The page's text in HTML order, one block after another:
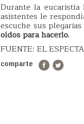
Durante la
asistentes le
escuche sus
oídos para hacerlo.
FUENTE: EL
comparte